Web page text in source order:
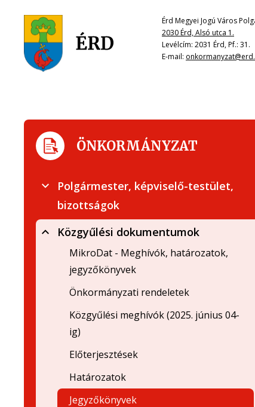
Érd Megyei Jogú Város
2030 Érd, Alsó utca 1.
Levélcím: 2031 Érd, Pf.: 31.
E-mail:
ÖNKORMÁNYZAT
Polgármester, képviselő-testület,
bizottságok
Közgyűlési dokumentumok
MikroDat - Meghívók, határozatok,
jegyzőkönyvek
Önkormányzati rendeletek
Közgyűlési meghívók (2025. június 04-
ig)
Előterjesztések
Határozatok
Jegyzőkönyvek